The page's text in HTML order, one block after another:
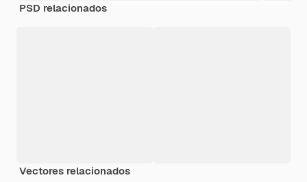
PSD relacionados
Vectores relacionados